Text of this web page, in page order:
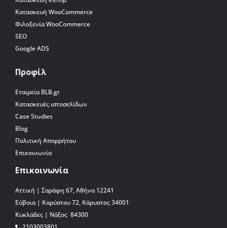
Κατασκευή WooCommerce
Φιλοξενία WooCommerce
SEO
Google ADS
Προφίλ
Εταιρεία BLB.gr
Κατασκευές ιστοσελίδων
Case Studies
Blog
Πολιτική Απορρήτου
Επικοινωνία
Επικοινωνία
Αττική | Σαράφη 67, Αθήνα 12241
Εύβοια | Καρύστου 72, Κάρυστος 34001
Κυκλάδες | Νάξος 84300